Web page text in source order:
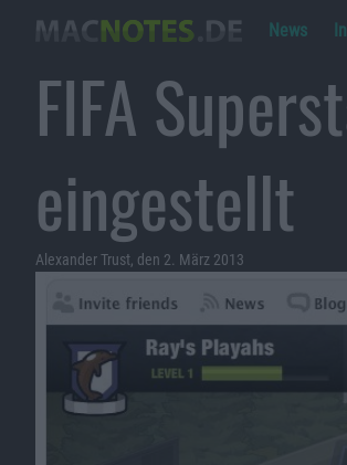
News
FIFA
eingestellt
Alexander Trust, den 2. März 2013